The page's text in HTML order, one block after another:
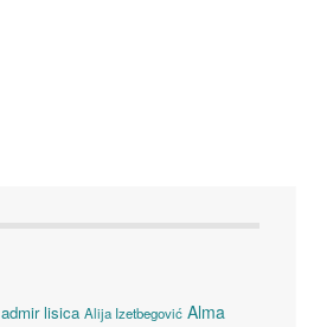
admir lisica Alija Izetbegović Alma